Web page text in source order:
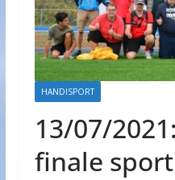
HANDISPORT
13/07/
finale